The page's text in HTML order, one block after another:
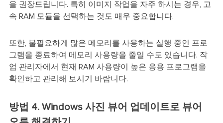
을 권장드립니다. 특히 이미지 작업을 자주 하시는 경우, 고
속 RAM 모듈을 선택하는 것도 매우 중요합니다.
또한, 불필요하게 많은 메모리를 사용하는 실행 중인 프로
그램을 종료하여 메모리 사용량을 줄일 수도 있습니다. 작
업 관리자에서 현재 RAM 사용량이 높은 응용 프로그램을
확인하고 관리해 보시기 바랍니다.
방법 4. Windows 사진 뷰어 업데이트로 뷰어